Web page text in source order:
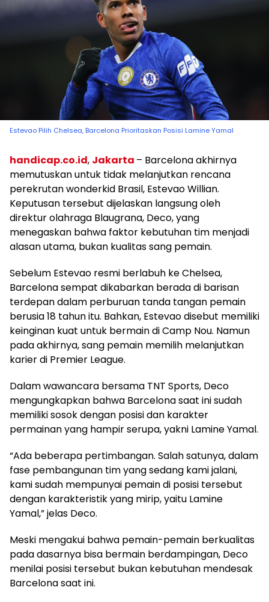
Estevao Pilih Chelsea, Barcelona Prioritaskan Posisi Lamine Yamal
handicap.co.id, Jakarta – Barcelona akhirnya
memutuskan untuk tidak melanjutkan rencana
perekrutan wonderkid Brasil, Estevao Willian.
Keputusan tersebut dijelaskan langsung oleh
direktur olahraga Blaugrana, Deco, yang
menegaskan bahwa faktor kebutuhan tim menjadi
alasan utama, bukan kualitas sang pemain.
Sebelum Estevao resmi berlabuh ke Chelsea,
Barcelona sempat dikabarkan berada di barisan
terdepan dalam perburuan tanda tangan pemain
berusia 18 tahun itu. Bahkan, Estevao disebut memiliki
keinginan kuat untuk bermain di Camp Nou. Namun
pada akhirnya, sang pemain memilih melanjutkan
karier di Premier League.
Dalam wawancara bersama TNT Sports, Deco
mengungkapkan bahwa Barcelona saat ini sudah
memiliki sosok dengan posisi dan karakter
permainan yang hampir serupa, yakni Lamine Yamal.
“Ada beberapa pertimbangan. Salah satunya, dalam
fase pembangunan tim yang sedang kami jalani,
kami sudah mempunyai pemain di posisi tersebut
dengan karakteristik yang mirip, yaitu Lamine
Yamal,” jelas Deco.
Meski mengakui bahwa pemain-pemain berkualitas
pada dasarnya bisa bermain berdampingan, Deco
menilai posisi tersebut bukan kebutuhan mendesak
Barcelona saat ini.